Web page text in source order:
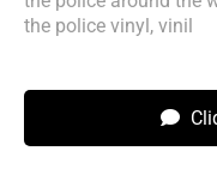
the police vinyl , vinil